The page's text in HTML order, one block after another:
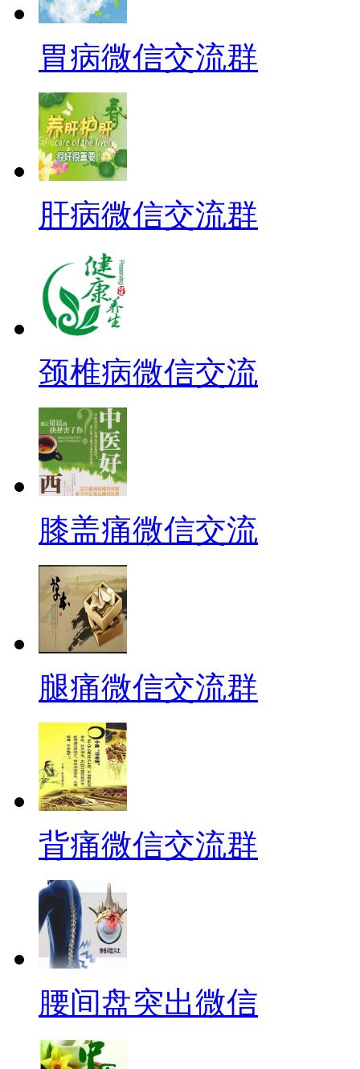
胃病微信交流群
肝病微信交流群
颈椎病微信交流
膝盖痛微信交流
腿痛微信交流群
背痛微信交流群
腰间盘突出微信